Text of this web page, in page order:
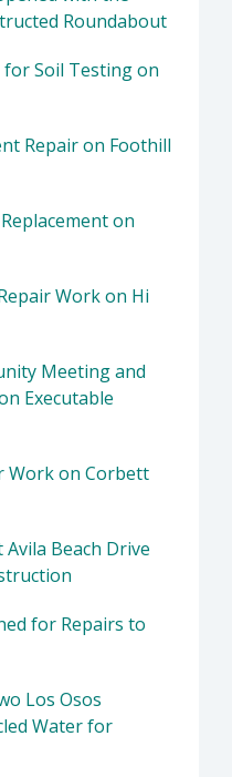
Roundabout
Soil Testing on
Repair on Foothill
on
Work on Hi
Meeting and
Executable
Work on Corbett
Beach Drive
for Repairs to
Los Osos
Water for